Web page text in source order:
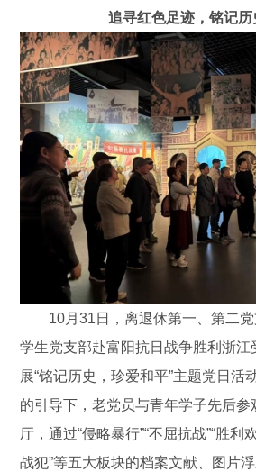
追寻红色足迹，铭记
10月31日，离退休第一、第二
学生党支部赴富阳抗日战争胜利浙江
展“铭记历史，珍爱和平”主题党日活
的引导下，老党员与青年学子先后参
厅，通过“侵略暴行”“不屈抗战”“胜利
战犯”等五大板块的档案文献、图片